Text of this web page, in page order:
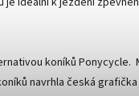
koníků Ponycycle.
navrhla česká